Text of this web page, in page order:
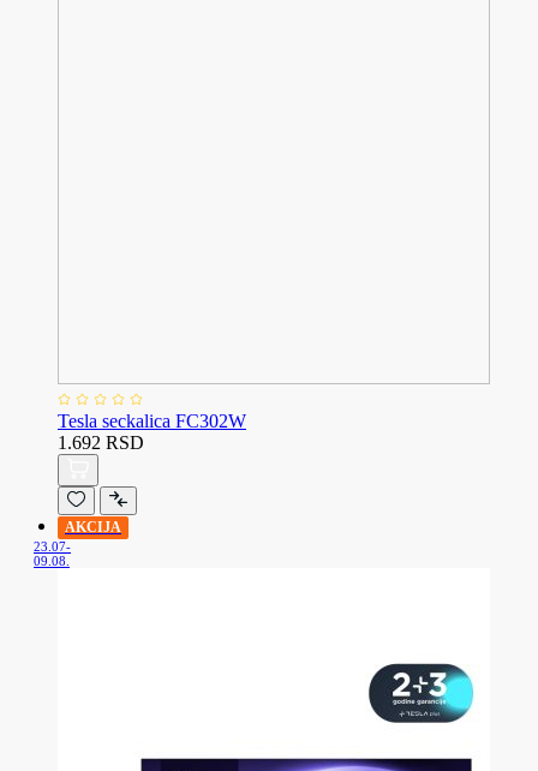
Tesla seckalica FC302W
1.692 RSD
AKCIJA
23.07-
09.08.